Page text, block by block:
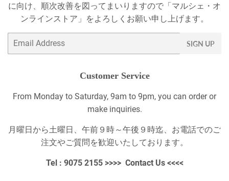
に向け、順次改善を図ってまいりますので「マルシェ・オ
ンラインストア」をよろしくお願い申し上げます。
Email
SIGN UP
Customer Service
From Monday to Saturday, 9am to 9pm, you can order or
make inquiries.
月曜日から土曜日、午前９時～午後９時迄、お電話でのご
注文やご質問を歓迎いたしております。
Tel : 9075 2155 >>>> Contact Us<<<<